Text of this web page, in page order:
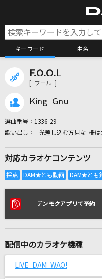
キーワード 曲名
全
リアルタイムで
透明人間
F.O.O.L
[ フール ]
King Gnu
選曲番号： 1336-29
光差し込む方見な 柵は
対応カラオケコンテンツ
デンモクアプリで予約
配信中のカラオケ機種
LIVE DAM WAO!